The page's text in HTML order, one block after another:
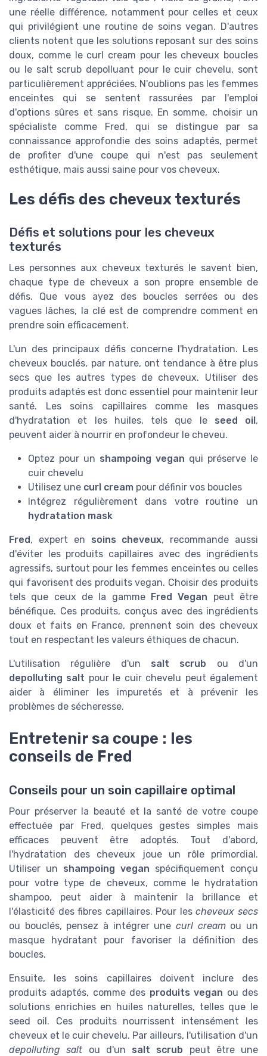
une réelle différence, notamment pour celles et ceux
qui privilégient une routine de soins vegan. D'autres
clients notent que les solutions reposant sur des soins
doux, comme le curl cream pour les cheveux boucles
ou le salt scrub depolluant pour le cuir chevelu, sont
particulièrement appréciées. N'oublions pas les femmes
enceintes qui se sentent rassurées par l'emploi
d'options sûres et sans risque. En somme, choisir un
spécialiste comme Fred, qui se distingue par sa
connaissance approfondie des soins adaptés, permet
de profiter d'une coupe qui n'est pas seulement
esthétique, mais aussi saine pour vos cheveux.
Les défis des cheveux texturés
Défis et solutions pour les cheveux
texturés
Les personnes aux cheveux texturés le savent bien,
chaque type de cheveux a son propre ensemble de
défis. Que vous ayez des boucles serrées ou des
vagues lâches, la clé est de comprendre comment en
prendre soin efficacement.
L'un des principaux défis concerne l'hydratation. Les
cheveux bouclés, par nature, ont tendance à être plus
secs que les autres types de cheveux. Utiliser des
produits adaptés est donc essentiel pour maintenir leur
santé. Les soins capillaires comme les masques
d'hydratation et les huiles, tels que le seed oil ,
peuvent aider à nourrir en profondeur le cheveu.
Optez pour un shampoing vegan qui préserve le
cuir chevelu
Utilisez une curl cream pour définir vos boucles
Intégrez régulièrement dans votre routine un
hydratation mask
Fred , expert en soins cheveux, recommande aussi
d'éviter les produits capillaires avec des ingrédients
agressifs, surtout pour les femmes enceintes ou celles
qui favorisent des produits vegan. Choisir des produits
tels que ceux de la gamme
Fred Vegan peut être
bénéfique. Ces produits, conçus avec des ingrédients
doux et faits en France, prennent soin des cheveux
tout en respectant les valeurs éthiques de chacun.
L'utilisation régulière d'un salt scrub ou d'un
depolluting salt pour le cuir chevelu peut également
aider à éliminer les impuretés et à prévenir les
problèmes de sécheresse.
Entretenir sa coupe : les
conseils de Fred
Conseils pour un soin capillaire optimal
Pour préserver la beauté et la santé de votre coupe
effectuée par Fred, quelques gestes simples mais
efficaces peuvent être adoptés. Tout d'abord,
l'hydratation des cheveux joue un rôle primordial.
Utiliser un shampoing vegan spécifiquement conçu
pour votre type de cheveux, comme le hydratation
shampoo, peut aider à maintenir la brillance et
l'élasticité des fibres capillaires. Pour lescheveux secs
ou bouclés, pensez à intégrer une curl creamou un
masque hydratant pour favoriser la définition des
boucles.
Ensuite, les soins capillaires doivent inclure des
produits adaptés, comme des produits vegan ou des
solutions enrichies en huiles naturelles, telles que le
seed oil. Ces produits nourrissent intensément les
cheveux et le cuir chevelu. Par ailleurs, l'utilisation d'un
depolluting saltou d'un salt scrub peut être une